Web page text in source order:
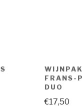
FRANS-
DUO
€17,50